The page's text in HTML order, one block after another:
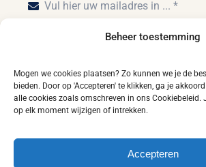
Beheer toestemming
Mogen we cookies plaatsen? Zo kunnen we je de
bieden. Door op 'Accepteren' te klikken, ga je
alle cookies zoals omschreven in ons Cookiebeleid.
op elk moment wijzigen of intrekken.
Accepteren
Home Privacy statement